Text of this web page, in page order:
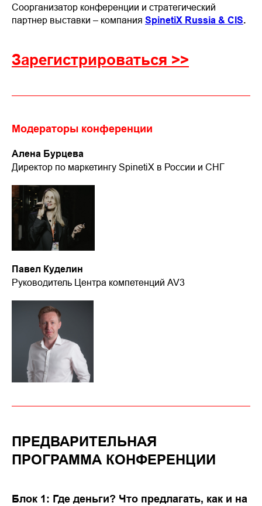
Соорганизатор конференции и стратегический
партнер выставки – компания SpinetiX Russia & CIS.
Зарегистрироваться >>
Модераторы конференции
Алена Бурцева
Директор по маркетингу SpinetiX в России и СНГ
Павел Куделин
Руководитель Центра компетенций AV3
ПРЕДВАРИТЕЛЬНАЯ
ПРОГРАММА КОНФЕРЕНЦИИ
Блок 1: Где деньги? Что предлагать, как и на